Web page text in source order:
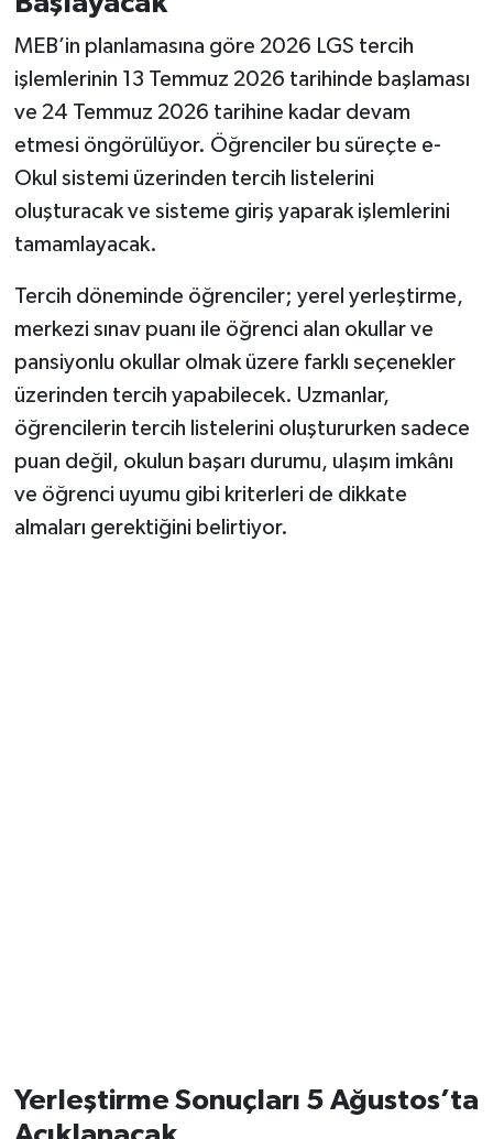
MEB’in planlamasına göre 2026 LGS tercih
işlemlerinin 13 Temmuz 2026 tarihinde başlaması
ve 24 Temmuz 2026 tarihine kadar devam
etmesi öngörülüyor. Öğrenciler bu süreçte e-
Okul sistemi üzerinden tercih listelerini
oluşturacak ve sisteme giriş yaparak işlemlerini
tamamlayacak.
Tercih döneminde öğrenciler; yerel yerleştirme,
merkezi sınav puanı ile öğrenci alan okullar ve
pansiyonlu okullar olmak üzere farklı seçenekler
üzerinden tercih yapabilecek. Uzmanlar,
öğrencilerin tercih listelerini oluştururken sadece
puan değil, okulun başarı durumu, ulaşım imkânı
ve öğrenci uyumu gibi kriterleri de dikkate
almaları gerektiğini belirtiyor.
Yerleştirme Sonuçları 5 Ağustos’ta